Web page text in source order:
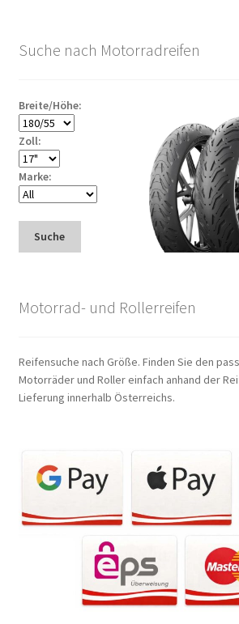
Suche nach Motorradreifen
Breite/Höhe:
Zoll:
Marke:
Suche
Motorrad- und Rollerreifen
Reifensuche nach Größe. Finden Sie den
Motorräder und Roller einfach anhand der
Lieferung innerhalb Österreichs.